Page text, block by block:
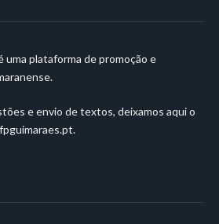
uma plataforma de promoção e
e envio de textos, deixamos aqui o
.